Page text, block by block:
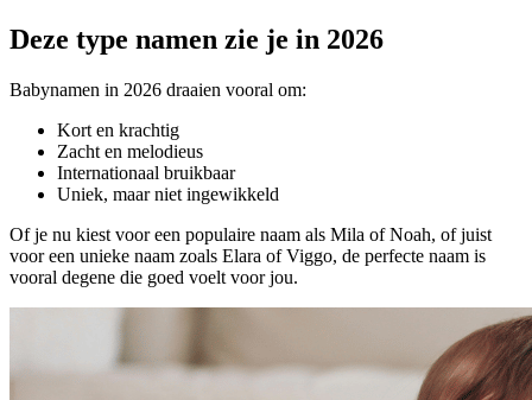
Deze type namen zie je in 2026
Babynamen in 2026 draaien vooral om:
Kort en krachtig
Zacht en melodieus
Internationaal bruikbaar
Uniek, maar niet ingewikkeld
Of je nu kiest voor een populaire naam als Mila of Noah, of juist
voor een unieke naam zoals Elara of Viggo, de perfecte naam is
vooral degene die goed voelt voor jou.